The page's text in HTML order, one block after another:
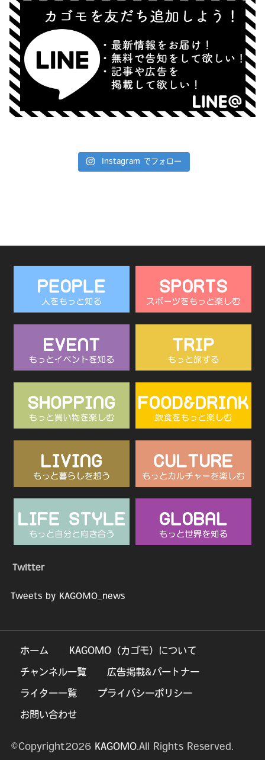
Instagram でフォロー
Twitter
Tweets by KAGOMO_news
ホーム KAGOMO（カゴモ）について
チャンネル一覧 広告掲載&パートナー
ライター一覧 プライバシーポリシー
お問い合わせ
©Copyright2026 KAGOMO.All Rights Reserved.